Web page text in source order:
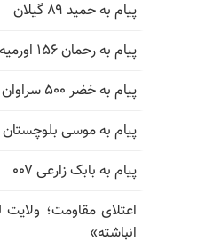
پیام به حمید ۸۹ گیلان
پیام به رحمان ۱۵۶ اورمیه
پیام به خضر ۵۰۰ سراوان
پیام به موسی بلوچستان
پیام به بابک زارعی ۰۰۷
اعتلای مقاومت؛
انباشته»